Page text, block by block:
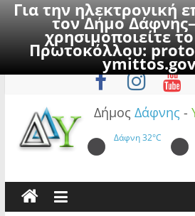
Για την ηλεκτρονική
τον Δήμο
χρησιμοποιείτε
Πρωτοκόλλου:
to
Σάββατο, 8
Δήμος Δάφνης -
Δάφνη32°C